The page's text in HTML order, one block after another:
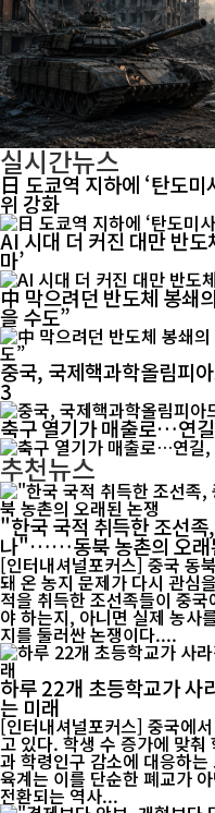
실시간뉴스
日 도쿄역 지하에 ‘탄도
위 강화
AI 시대 더 커진 대만 반
마’
中 막으려던 반도체 봉쇄
을 수도”
중국, 국제핵과학올림피
3
축구 열기가 매출로…연길
추천뉴스
"한국 국적 취득한 조선
나"……동북 농촌의 오래
[인터내셔널포커스] 중국 동
돼 온 농지 문제가 다시 관심
적을 취득한 조선족들이 중
야 하는지, 아니면 실제 농사
지를 둘러싼 논쟁이다....
하루 22개 초등학교가
는 미래
[인터내셔널포커스] 중국에
고 있다. 학생 수 증가에 맞
과 학령인구 감소에 대응하
육계는 이를 단순한 폐교가
전환되는 역사...